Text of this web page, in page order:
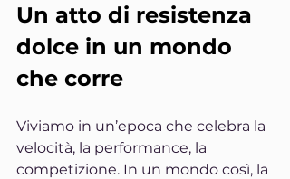
Un atto di resistenza
dolce in un mondo
che corre
Viviamo in un’epoca che celebra la
velocità, la performance, la
competizione. In un mondo così, la